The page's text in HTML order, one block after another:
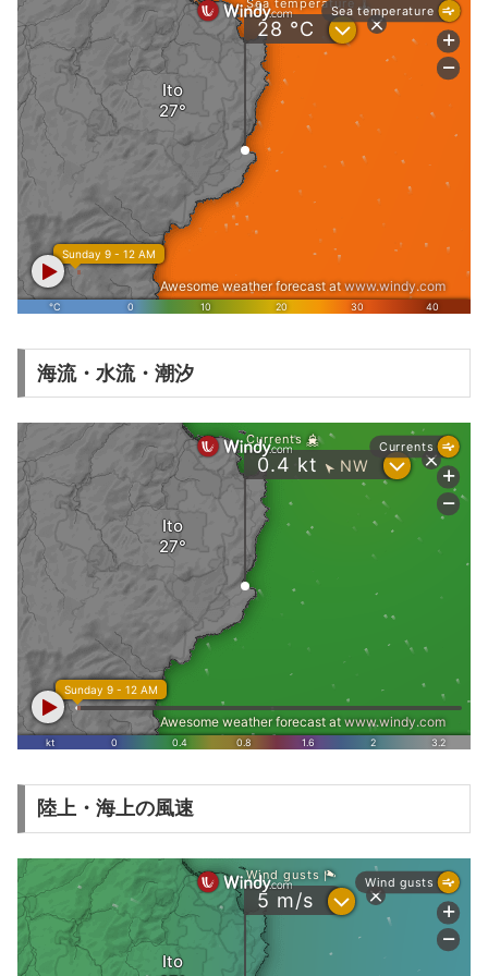
海流・水流・潮汐
陸上・海上の風速